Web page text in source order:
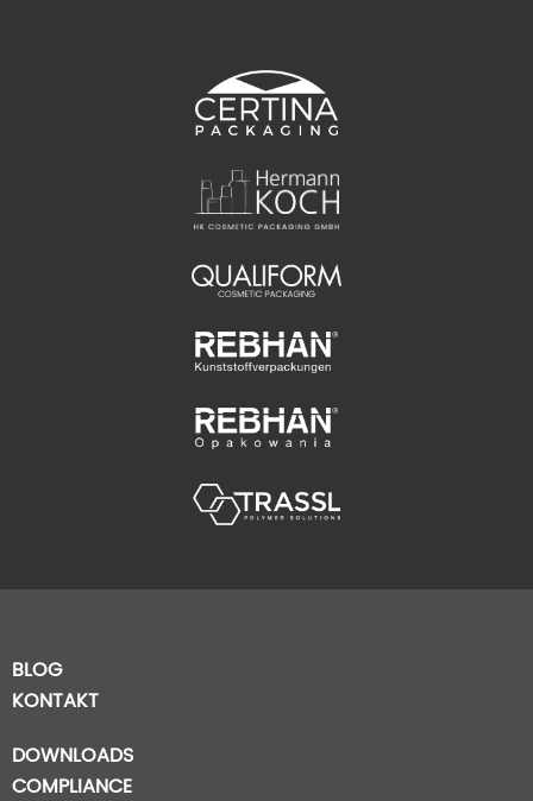
BLOG
KONTAKT
DOWNLOADS
COMPLIANCE